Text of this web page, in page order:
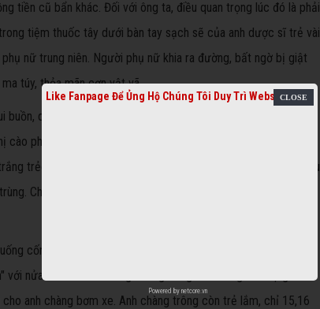
tiền cũ bẩn khác. Đối với ông ta, điều quan trọng lúc đó là phải
tiệm thuốc tây dưới bàn tay sạch sẽ của anh dược sĩ trẻ vài
nữ trung niên. Người phụ nữ khia ra đường, bất ngờ bị giật
túy, thỏa mãn cơn vật vã.
qua tay bao người: chị hàng cá, người quét rác... Có lần,
phải mảnh thủy tinh. Rồi tờ bạc đến tay chị bán chè. Chị
trẻo. Khi về đến nhà, mẹ cô bé nhìn thấy tờ tiền đen đủi, cáu
Chị giật lấy tờ bạc trên tay cô bé, vô tình làm nó rách đôi
cống. Sáng hôm sau, một cụ già đi ngang qua, nhặt lấy nửa
nửa tờ tiền khác bằng miếng băng keo trong. Khi cụ già đi
anh chàng bơm xe. Anh chàng trông còn trẻ lắm, chỉ 15,16
Like Fanpage Để Ủng Hộ Chúng Tôi Duy Trì Website
Powered by netcore.vn